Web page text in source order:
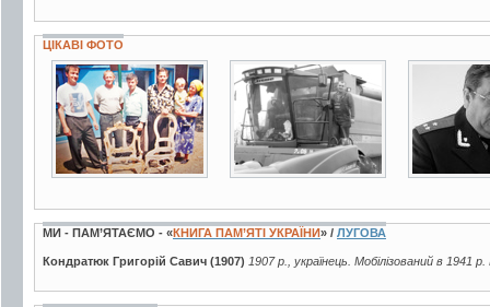
ЦІКАВІ ФОТО
5 фото 3 фото 5 фото
МИ - ПАМ’ЯТАЄМО - «КНИГА ПАМ’ЯТІ УКРАЇНИ» / ЛУГОВА
Кондратюк Григорій Савич (1907) 1907 р., українець. Мобілізований в 1941